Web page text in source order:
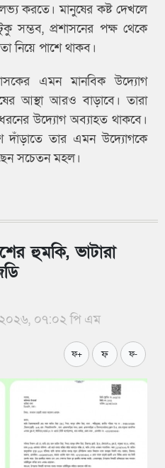
করতে। মানুষের কষ্ট দেখলে
সম্ভব, প্রশাসনের পক্ষ থেকে
নিয়ে পাশে থাকব।
এমন মানবিক উদ্যোগ
আস্থা আরও বাড়াবে। তারা
উদ্যোগ অব্যাহত থাকবে।
দাঁড়াতে তার এমন উদ্যোগকে
সচেতন মহল।
হুমকি, ভাটারা
০৭:০২ পি এম
ফ+ ফ ফ-